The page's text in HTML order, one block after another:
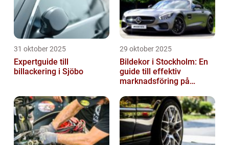
31 oktober 2025
Expertguide till
billackering i Sjöbo
29 oktober 2025
Bildekor i Stockholm: En
guide till effektiv
marknadsföring på